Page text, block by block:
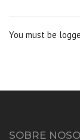
You must be
SOBRE